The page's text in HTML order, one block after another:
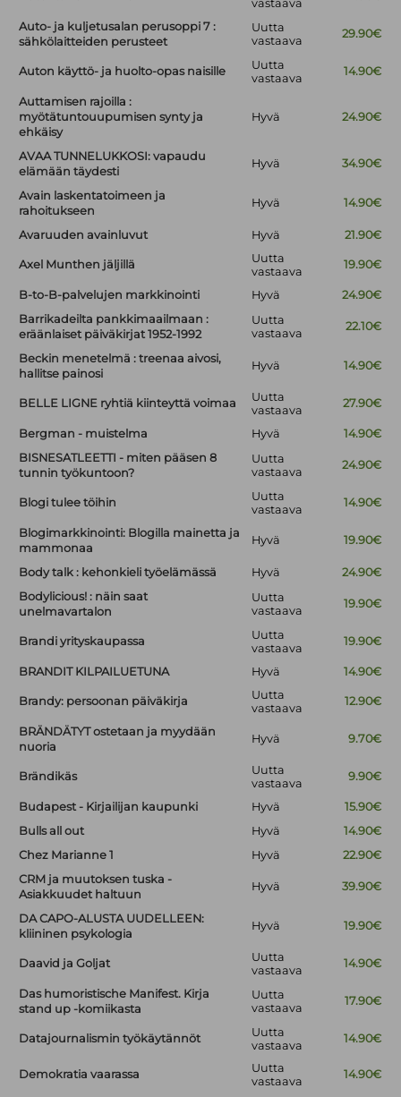
vastaava
Auto- ja kuljetusalan perusoppi 7 :
sähkölaitteiden perusteet
Uutta
vastaava
29.90€
Auton käyttö- ja huolto-opas naisille
Uutta
vastaava
14.90€
Auttamisen rajoilla :
myötätuntouupumisen synty ja
ehkäisy
Hyvä 24.90€
AVAA TUNNELUKKOSI: vapaudu
elämään täydesti
Hyvä 34.90€
Avain laskentatoimeen ja
rahoitukseen
Hyvä 14.90€
Avaruuden avainluvut Hyvä 21.90€
Axel Munthen jäljillä
Uutta
vastaava
19.90€
B-to-B-palvelujen markkinointi Hyvä
24.90€
Barrikadeilta pankkimaailmaan :
eräänlaiset päiväkirjat 1952-1992
Uutta
vastaava
22.10€
Beckin menetelmä : treenaa aivosi,
hallitse painosi
Hyvä 14.90€
BELLE LIGNE ryhtiä kiinteyttä voimaa
Uutta
vastaava
27.90€
Bergman - muistelma Hyvä
14.90€
BISNESATLEETTI - miten pääsen 8
tunnin työkuntoon?
Uutta
vastaava
24.90€
Blogi tulee töihin
Uutta
vastaava
14.90€
Blogimarkkinointi: Blogilla mainetta ja
mammonaa
Hyvä 19.90€
Body talk : kehonkieli työelämässä Hyvä
24.90€
Bodylicious! : näin saat
unelmavartalon
Uutta
vastaava
19.90€
Brandi yrityskaupassa
Uutta
vastaava
19.90€
BRANDIT KILPAILUETUNA Hyvä 14.90€
Brandy: persoonan päiväkirja
Uutta
vastaava
12.90€
BRÄNDÄTYT ostetaan ja myydään
nuoria
Hyvä 9.70€
Brändikäs
Uutta
vastaava
9.90€
Budapest - Kirjailijan kaupunki Hyvä
15.90€
Bulls all out
Hyvä
14.90€
Chez Marianne 1
Hyvä
22.90€
CRM ja muutoksen tuska -
Asiakkuudet haltuun
Hyvä 39.90€
DA CAPO-ALUSTA UUDELLEEN:
kliininen psykologia
Hyvä 19.90€
Daavid ja Goljat
Uutta
vastaava
14.90€
Das humoristische Manifest. Kirja
stand up -komiikasta
Uutta
vastaava
17.90€
Datajournalismin työkäytännöt
Uutta
vastaava
14.90€
Demokratia vaarassa
Uutta
vastaava
14.90€